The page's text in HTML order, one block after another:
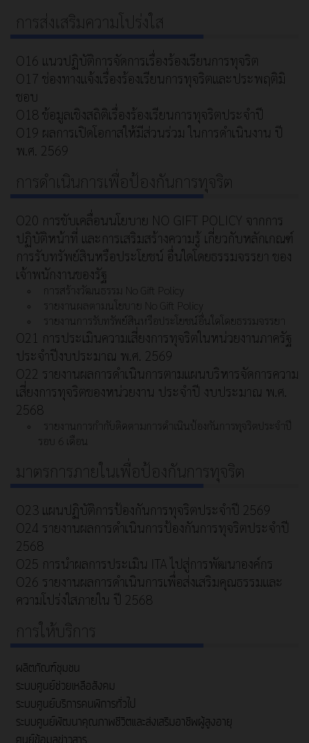
การส่งเสริมความโปร่งใส
O16 แนวปฏิบัติการจัดการเรื่องร้องเรียนการทุจริต
O17 ช่องทางแจ้งเรื่องร้องเรียนการทุจริตและประพฤติมิ
ชอบ
O18 ข้อมูลเชิงสถิติเรื่องร้องเรียนการทุจริตประจำปี
O19 ผลการเปิดโอกาสให้มีส่วนร่วม ในการดำเนินงาน ปี
พ.ศ. 2569
การดำเนินการเพื่อป้องกันการทุจริต
O20 การขับเคลื่อนนโยบาย NO GIFT POLICY จากการ
ปฏิบัติหน้าที่ และการเสริมสร้างความรู้ เกี่ยวกับหลักเกณฑ์
การรับทรัพย์สินหรือประโยชน์ อื่นใดโดยธรรมจรรยา ของ
เจ้าพนักงานของรัฐ
การสร้างวัฒนธรรม No Gift Policy
รายงานผลตามนโยบาย No Gift Policy
รายงานการรับทรัพย์สินหรือประโยชน์อื่นใดโดยธรรมจรรยา
O21 การประเมินความเสี่ยงการทุจริตในหน่วยงานภาครัฐ
ประจำปีงบประมาณ พ.ศ. 2569
O22 รายงานผลการดำเนินการตามแผนบริหารจัดการความ
เสี่ยงการทุจริตของหน่วยงาน ประจำปี งบประมาณ พ.ศ.
2568
รายงานการกำกับติดตามการดำเนินป้องกันการทุจริตประจำปี
รอบ 6 เดือน
มาตรการภายในเพื่อป้องกันการทุจริต
O23 แผนปฏิบัติการป้องกันการทุจริตประจำปี 2569
O24 รายงานผลการดำเนินการป้องกันการทุจริตประจำปี
2568
O25 การนำผลการประเมิน ITA ไปสู่การพัฒนาองค์กร
O26 รายงานผลการดำเนินการเพื่อส่งเสริมคุณธรรมและ
ความโปร่งใสภายใน ปี 2568
การให้บริการ
ผลิตภัณฑ์ชุมชน
ระบบศูนย์ช่วยเหลือสังคม
ระบบศูนย์บริการคนพิการทั่วไป
ระบบศูนย์พัฒนาคุณภาพชีวิตและส่งเสริมอาชีพผู้สูงอายุ